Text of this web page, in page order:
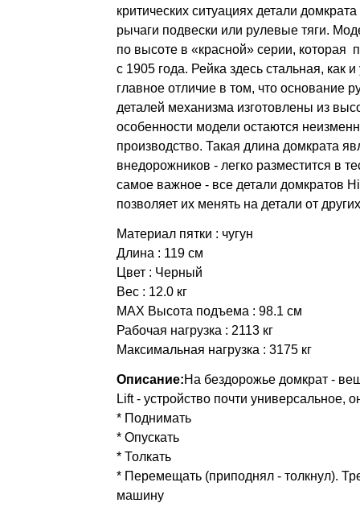
критических ситуациях детали
рычаги подвески или рулевые тяги.
по высоте в «красной» серии, которая
с 1905 года. Рейка здесь стальная, как
главное отличие в том, что основание
деталей механизма изготовлены из
особенности модели остаются
производство. Такая длина домкрата
внедорожников - легко разместится в
самое важное - все детали домкратов
позволяет их менять на детали от
Материал пятки : чугун
Длина : 119 см
Цвет : Черный
Вес : 12.0 кг
MAX Высота подъема : 98.1 см
Рабочая нагрузка : 2113 кг
Максимальная нагрузка : 3175 кг
Описание:На бездорожье домкрат -
Lift - устройство почти универсальное,
* Поднимать
* Опускать
* Толкать
* Перемещать (приподнял - толкнул).
машину